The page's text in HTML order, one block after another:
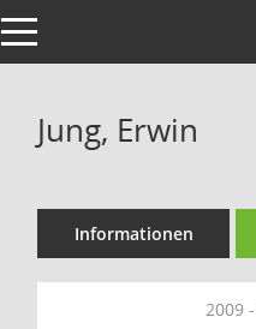
Toggle navigation
Jung, Erwin
Informationen
2009